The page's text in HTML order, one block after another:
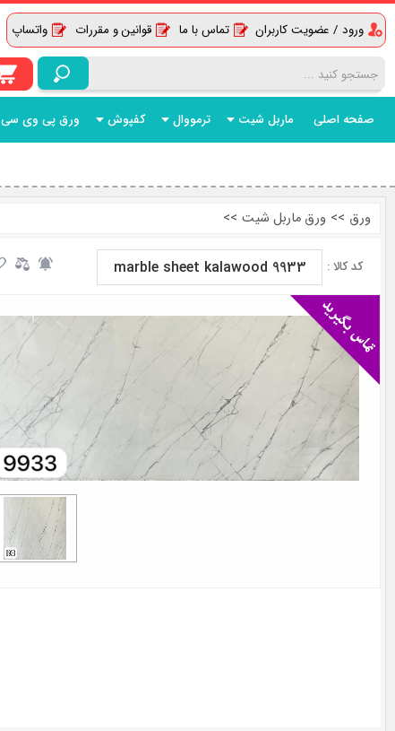
ورود / عضویت کاربران تماس با ما قوانین و مقررات واتساپ
صفحه اصلی ماربل شیت ترمووال کفپوش ورق پی وی سی
ورق >> ورق ماربل شیت >>
کد کالا : marble sheet kalawood 9933